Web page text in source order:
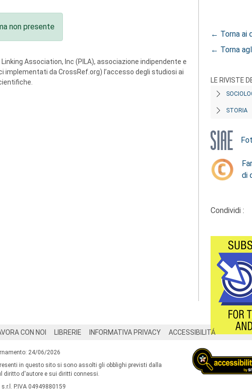
non presente
Association, Inc (PILA), associazione indipendente e
da CrossRef.org) l’accesso degli studiosi ai
← Torna ai
← Torna
LE RIVISTE
STORIA
di
Condividi :
CON NOI LIBRERIE INFORMATIVA PRIVACY ACCESSIBILITÁ
24/06/2026
in questo sito si sono assolti gli obblighi previsti dalla
diritto d'autore e sui diritti connessi.
P.IVA 04949880159